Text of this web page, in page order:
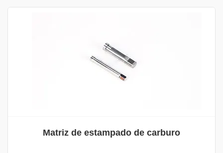
Matriz de estampado de carburo